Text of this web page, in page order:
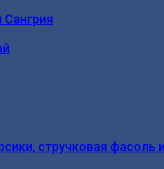
Сангрия
стручковая фасоль